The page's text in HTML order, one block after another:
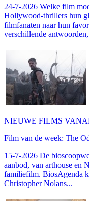
24-7-2026 Welke film
Hollywood-thrillers hun
filmfanaten naar hun
verschillende
NIEUWE FILMS
Film van de week: The
15-7-2026 De
aanbod, van arthouse en
familiefilm. BiosAgenda
Christopher Nolans...